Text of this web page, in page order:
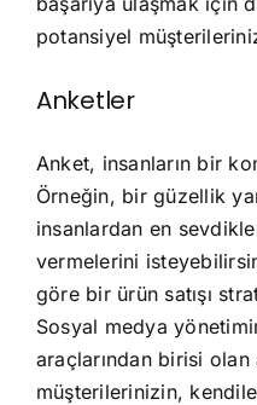
potansiyel
Anketler
Anket, insanların bir
Örneğin, bir güzellik
insanlardan en
vermelerini
göre bir ürün satışı
Sosyal medya
araçlarından birisi olan
müşterilerinizin,